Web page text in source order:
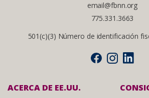
email@fbnn.org
775.331.3663
501(c)(3) Número de identificación
ACERCA DE EE.UU.